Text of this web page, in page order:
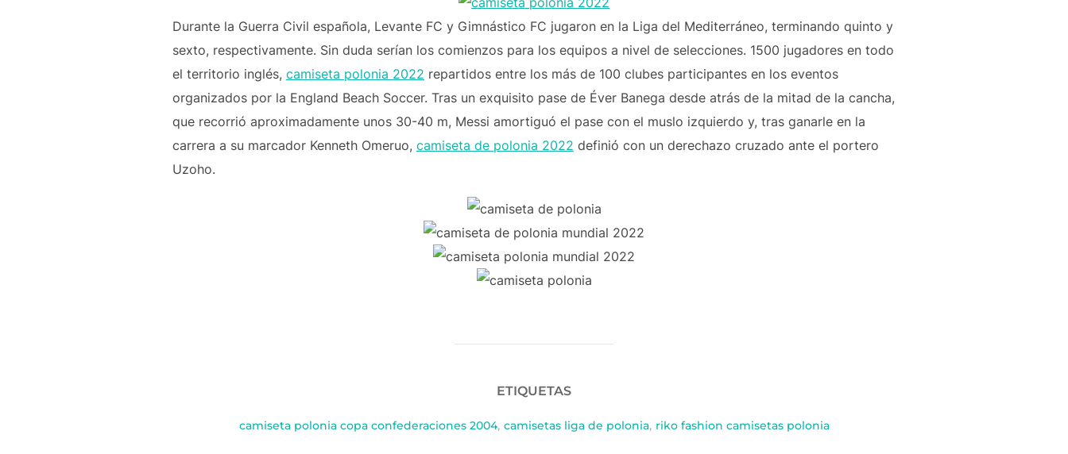
Durante la Guerra Civil española, Levante FC y Gimnástico FC jugaron en la Liga del Mediterráneo, terminando quinto y
sexto, respectivamente. Sin duda serían los comienzos para los equipos a nivel de selecciones. 1500 jugadores en todo
el territorio inglés, camiseta polonia 2022 repartidos entre los más de 100 clubes participantes en los eventos
organizados por la England Beach Soccer. Tras un exquisito pase de Éver Banega desde atrás de la mitad de la cancha,
que recorrió aproximadamente unos 30-40 m, Messi amortiguó el pase con el muslo izquierdo y, tras ganarle en la
carrera a su marcador Kenneth Omeruo, camiseta de polonia 2022 definió con un derechazo cruzado ante el portero
Uzoho.
ETIQUETAS
camiseta polonia copa confederaciones 2004, camisetas liga de polonia, riko fashion camisetas polonia